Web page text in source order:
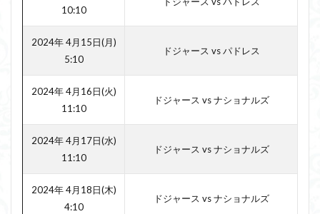
10:10
2024年 4月15日(月)
5:10
ドジャース vs パドレス
2024年 4月16日(火)
11:10
ドジャース vs ナショナルズ
2024年 4月17日(水)
11:10
ドジャース vs ナショナルズ
2024年 4月18日(木)
4:10
ドジャース vs ナショナルズ